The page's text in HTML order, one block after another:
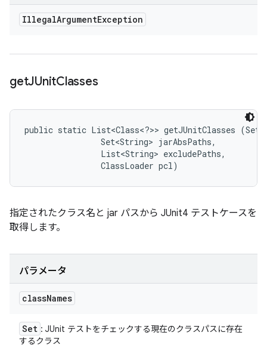
IllegalArgumentException
getJUnitClasses
public static List<Class<?>> getJUnitClasses
                Set<String> jarAbsPaths,
                List<String> excludePaths,
                ClassLoader pcl)
指定されたクラス名と jar パスから JUnit4 テストケースを
取得します。
パラメータ
classNames
Set : JUnit テストをチェックする現在のクラスパスに存在
するクラス